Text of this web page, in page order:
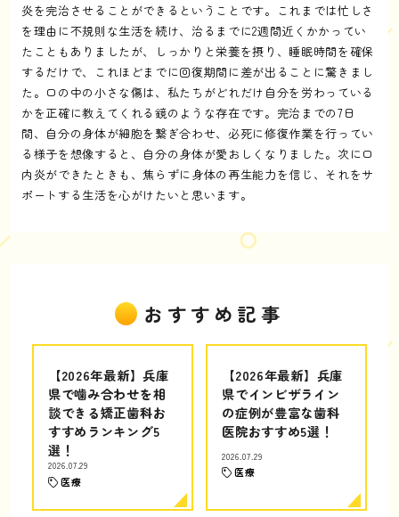
炎を完治させることができるということです。これまでは忙しさ
を理由に不規則な生活を続け、治るまでに2週間近くかかってい
たこともありましたが、しっかりと栄養を摂り、睡眠時間を確保
するだけで、これほどまでに回復期間に差が出ることに驚きまし
た。口の中の小さな傷は、私たちがどれだけ自分を労わっている
かを正確に教えてくれる鏡のような存在です。完治までの7日
間、自分の身体が細胞を繋ぎ合わせ、必死に修復作業を行ってい
る様子を想像すると、自分の身体が愛おしくなりました。次に口
内炎ができたときも、焦らずに身体の再生能力を信じ、それをサ
ポートする生活を心がけたいと思います。
おすすめ記事
【2026年最新】兵庫
県で噛み合わせを相
談できる矯正歯科お
すすめランキング5
選！
2026.07.29
医療
【2026年最新】兵庫
県でインビザライン
の症例が豊富な歯科
医院おすすめ5選！
2026.07.29
医療